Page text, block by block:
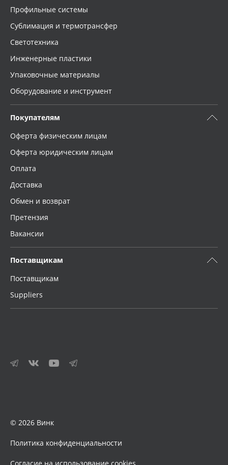
Профильные системы
Сублимация и термотрансфер
Светотехника
Инженерные пластики
Упаковочные материалы
Оборудование и инструмент
Покупателям
Оферта физическим лицам
Оферта юридическим лицам
Оплата
Доставка
Обмен и возврат
Претензия
Вакансии
Поставщикам
Поставщикам
Suppliers
© 2026 Винк
Политика конфиденциальности